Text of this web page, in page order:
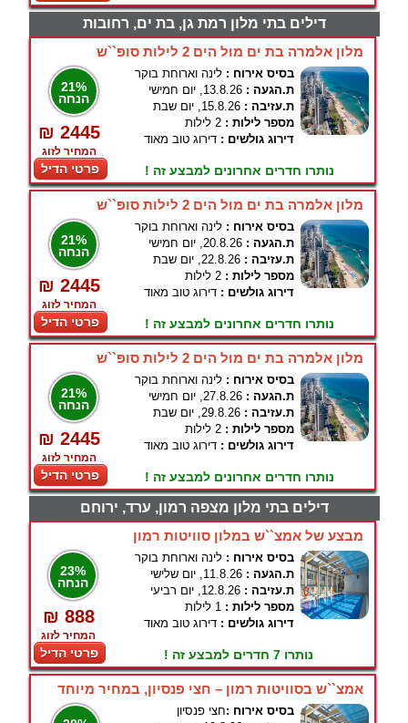
דילים בתי מלון רמת גן, בת ים, רחובות
מלון אלמרה בת ים מול הים 2 לילות סופ``ש
21%
הנחה
₪ 2445
המחיר לזוג
פרטי הדיל
בסיס אירוח : לינה וארוחת בוקר
ת.הגעה : 13.8.26, יום חמישי
ת.עזיבה : 15.8.26, יום שבת
מספר לילות : 2 לילות
דירוג גולשים : דירוג טוב מאוד
נותרו חדרים אחרונים למבצע זה !
מלון אלמרה בת ים מול הים 2 לילות סופ``ש
21%
הנחה
₪ 2445
המחיר לזוג
פרטי הדיל
בסיס אירוח : לינה וארוחת בוקר
ת.הגעה : 20.8.26, יום חמישי
ת.עזיבה : 22.8.26, יום שבת
מספר לילות : 2 לילות
דירוג גולשים : דירוג טוב מאוד
נותרו חדרים אחרונים למבצע זה !
מלון אלמרה בת ים מול הים 2 לילות סופ``ש
21%
הנחה
₪ 2445
המחיר לזוג
פרטי הדיל
בסיס אירוח : לינה וארוחת בוקר
ת.הגעה : 27.8.26, יום חמישי
ת.עזיבה : 29.8.26, יום שבת
מספר לילות : 2 לילות
דירוג גולשים : דירוג טוב מאוד
נותרו חדרים אחרונים למבצע זה !
דילים בתי מלון מצפה רמון, ערד, ירוחם
מבצע של אמצ``ש במלון סוויטות רמון
23%
הנחה
₪ 888
המחיר לזוג
פרטי הדיל
בסיס אירוח : לינה וארוחת בוקר
ת.הגעה : 11.8.26, יום שלישי
ת.עזיבה : 12.8.26, יום רביעי
מספר לילות : 1 לילות
דירוג גולשים : דירוג טוב מאוד
נותרו 7 חדרים למבצע זה !
אמצ``ש בסוויטות רמון – חצי פנסיון, במחיר מיוחד
בסיס אירוח :חצי פנסיון